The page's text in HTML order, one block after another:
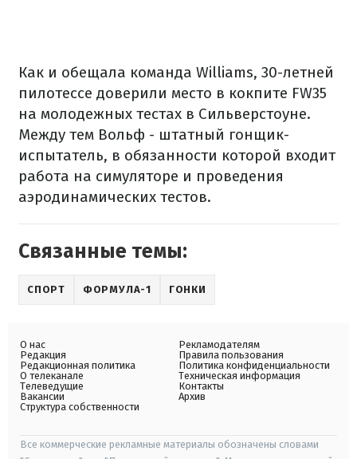
Как и обещала команда Williams, 30-летней
пилотессе доверили место в кокпите FW35
на молодежных тестах в Сильверстоуне.
Между тем Вольф - штатный гонщик-
испытатель, в обязанности которой входит
работа на симуляторе и проведения
аэродинамических тестов.
Связанные темы:
СПОРТ ФОРМУЛА-1 ГОНКИ
О нас
Редакция
Редакционная политика
О телеканале
Телеведущие
Вакансии
Структура собственности
Рекламодателям
Правила пользования
Политика конфиденциальности
Техническая информация
Контакты
Архив
Все коммерческие рекламные материалы обозначены словами